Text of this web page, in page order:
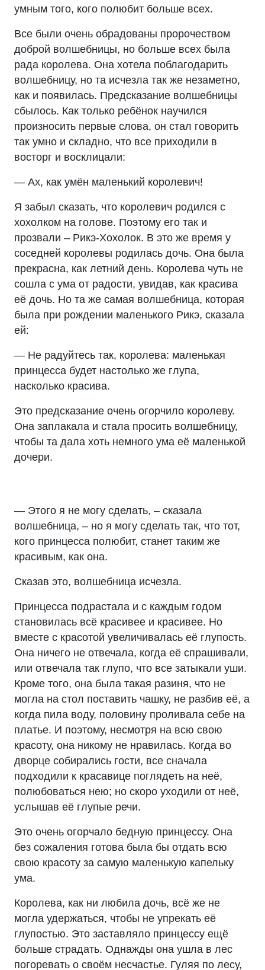
умным того, кого полюбит больше всех.
Все были очень обрадованы пророчеством
доброй волшебницы, но больше всех была
рада королева. Она хотела поблагодарить
волшебницу, но та исчезла так же незаметно,
как и появилась. Предсказание волшебницы
сбылось. Как только ребёнок научился
произносить первые слова, он стал говорить
так умно и складно, что все приходили в
восторг и восклицали:
— Ах, как умён маленький королевич!
Я забыл сказать, что королевич родился с
хохолком на голове. Поэтому его так и
прозвали – Рикэ-Хохолок. В это же время у
соседней королевы родилась дочь. Она была
прекрасна, как летний день. Королева чуть не
сошла с ума от радости, увидав, как красива
её дочь. Но та же самая волшебница, которая
была при рождении маленького Рикэ, сказала
ей:
— Не радуйтесь так, королева: маленькая
принцесса будет настолько же глупа,
насколько красива.
Это предсказание очень огорчило королеву.
Она заплакала и стала просить волшебницу,
чтобы та дала хоть немного ума её маленькой
дочери.
— Этого я не могу сделать, – сказала
волшебница, – но я могу сделать так, что тот,
кого принцесса полюбит, станет таким же
красивым, как она.
Сказав это, волшебница исчезла.
Принцесса подрастала и с каждым годом
становилась всё красивее и красивее. Но
вместе с красотой увеличивалась её глупость.
Она ничего не отвечала, когда её спрашивали,
или отвечала так глупо, что все затыкали уши.
Кроме того, она была такая разиня, что не
могла на стол поставить чашку, не разбив её, а
когда пила воду, половину проливала себе на
платье. И поэтому, несмотря на всю свою
красоту, она никому не нравилась. Когда во
дворце собирались гости, все сначала
подходили к красавице поглядеть на неё,
полюбоваться нею; но скоро уходили от неё,
услышав её глупые речи.
Это очень огорчало бедную принцессу. Она
без сожаления готова была бы отдать всю
свою красоту за самую маленькую капельку
ума.
Королева, как ни любила дочь, всё же не
могла удержаться, чтобы не упрекать её
глупостью. Это заставляло принцессу ещё
больше страдать. Однажды она ушла в лес
погоревать о своём несчастье. Гуляя по лесу,